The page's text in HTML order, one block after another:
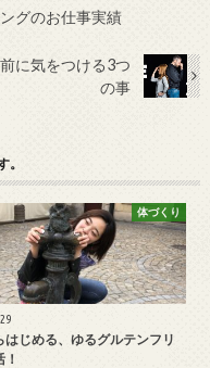
グのお仕事実績
に気をつける3つ
の事
体づくり
はじめる、ゆるグルテンフリ